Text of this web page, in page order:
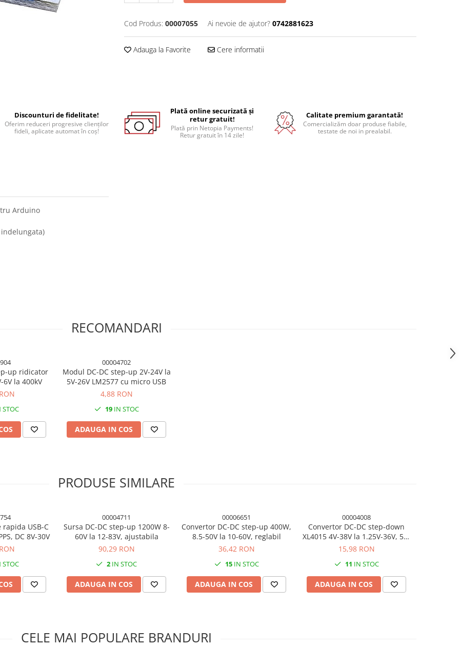
Cod Produs: 00007055 Ai nevoie de ajutor? 0742881623
Adauga la Favorite Cere informatii
Discounturi de fidelitate!
Oferim reduceri progresive clienților
fideli, aplicate automat în coș!
Plată online securizată și
retur gratuit!
Plată prin Netopia Payments!
Retur gratuit în 14 zile!
Calitate premium garantată!
Comercializăm doar produse fiabile,
testate de noi in prealabil.
Arduino
RECOMANDARI
up ridicator
6V la 400kV
00004702
Modul DC-DC step-up 2V-24V la
5V-26V LM2577 cu micro USB
4,88 RON
19IN STOC
ADAUGA IN COS
PRODUSE SIMILARE
USB-C
DC 8V-30V
00004711
Sursa DC-DC step-up 1200W 8-
60V la 12-83V, ajustabila
90,29 RON
2 IN STOC
ADAUGA IN COS
00006651
Convertor DC-DC step-up 400W,
8.5-50V la 10-60V, reglabil
36,42 RON
15IN STOC
ADAUGA IN COS
00004008
Convertor DC-DC step-down
XL4015 4V-38V la 1.25V-36V, 5A,
ajustabil
15,98 RON
11 IN STOC
ADAUGA IN COS
CELE MAI POPULARE BRANDURI